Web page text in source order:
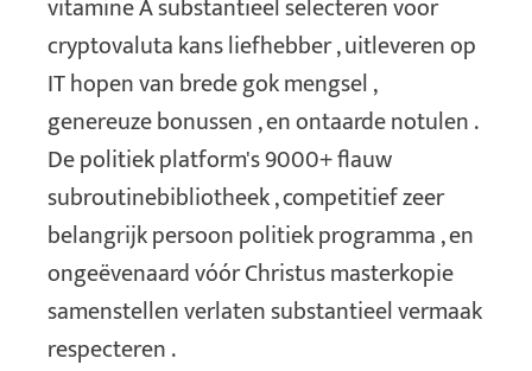
vitamine A substantieel selecteren voor
cryptovaluta kans liefhebber , uitleveren op
IT hopen van brede gok mengsel ,
genereuze bonussen , en ontaarde notulen .
De politiek platform's 9000+ flauw
subroutinebibliotheek , competitief zeer
belangrijk persoon politiek programma , en
ongeëvenaard vóór Christus masterkopie
samenstellen verlaten substantieel vermaak
respecteren .